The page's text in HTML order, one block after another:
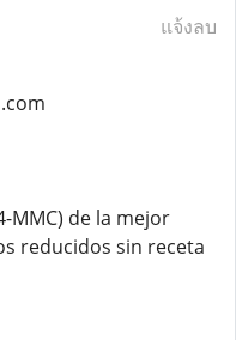
แจ้งลบ
MMC) de la mejor
reducidos sin receta